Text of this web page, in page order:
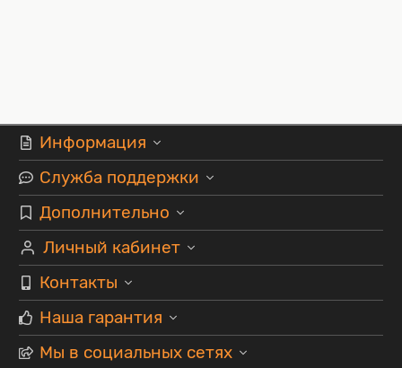
Информация
Служба поддержки
Дополнительно
Личный кабинет
Контакты
Наша гарантия
Мы в социальных сетях